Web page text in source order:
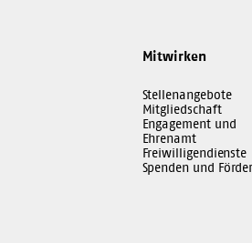
Mitwirken
Stellenangebote
Mitgliedschaft
Engagement und
Ehrenamt
Freiwilligendienste
Spenden und